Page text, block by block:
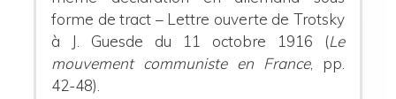
forme de tract – Lettre ouverte de Trotsky
à J. Guesde du 11 octobre 1916 (Le
mouvement communiste en France, pp.
42-48).